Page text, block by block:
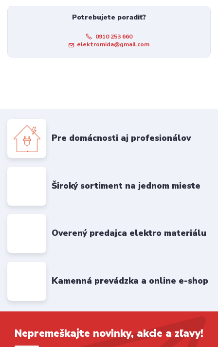
Potrebujete poradiť?
0910 253 660
elektromida@gmail.com
Pre domácnosti aj profesionálov
Široký sortiment na jednom mieste
Overený predajca elektro materiálu
Kamenná prevádzka a online e-shop
Nepremeškajte novinky, akcie a zľavy!